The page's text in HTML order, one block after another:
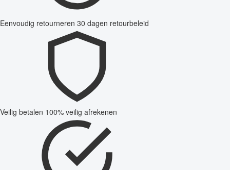
Eenvoudig retourneren 30 dagen retourbeleid
Veilig betalen 100% veilig afrekenen